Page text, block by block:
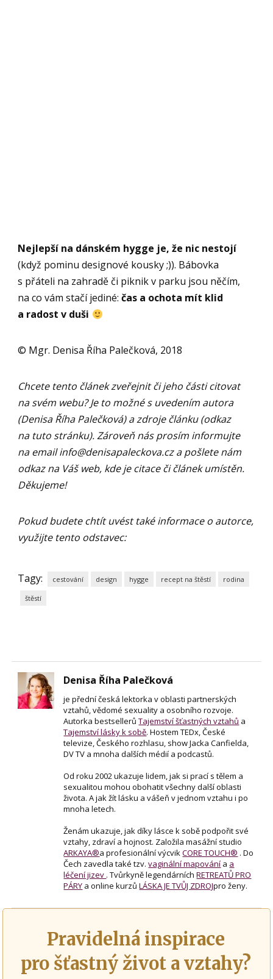
Nejlepší na dánském hygge je, že nic nestojí
(když pominu designové kousky ;)). Bábovka
s přáteli na zahradě či piknik v parku jsou něčím,
na co vám stačí jediné:čas a ochota mít klid
a radost v duši
© Mgr. Denisa Říha Palečková, 2018
Chcete tento článek zveřejnit či jeho části citovat
na svém webu? Je to možné s uvedením autora
(Denisa Říha Palečková) a zdroje článku (odkaz
na tuto stránku). Zároveň nás prosím informujte
na emailinfo@denisapaleckova.cza pošlete nám
odkaz na Váš web, kde je citace či článek umístěn.
Děkujeme!
Pokud budete chtít uvést také informace o autorce,
využijte tento odstavec:
Tagy: cestování design hygge recept na štěstí rodina
štěstí
Denisa Říha Palečková
je přední česká lektorka v oblasti partnerských
vztahů, vědomé sexuality a osobního rozvoje.
Autorka bestsellerůTajemství šťastných vztahů a
Tajemství lásky k sobě. Hostem TEDx, České
televize, Českého rozhlasu, show Jacka Canfielda,
DV TV a mnoha dalších médií a podcastů.
Od roku 2002 ukazuje lidem, jak si prací s tělem a
sexualitou mohou obohatit všechny další oblasti
života. A jak žít lásku a vášeň v jednom vztahu i po
mnoha letech.
Ženám ukazuje, jak díky lásce k sobě podpořit své
vztahy, zdraví a hojnost. Založila masážní studio
ARKAYA®a profesionální výcvikCORE TOUCH® . Do
Čech zavedla také tzv.vaginální mapování a a
léčení jizev . Tvůrkyně legendárníchRETREATŮ PRO
PÁRY a online kurzůLÁSKA JE TVŮJ ZDROJpro ženy.
Pravidelná inspirace
pro šťastný život a vztahy?